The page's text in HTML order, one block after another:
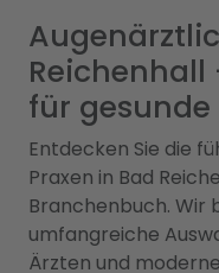
Reichenhall
für gesunde
Entdecken Sie die
Praxen in Bad
Branchenbuch. Wir
umfangreiche
Ärzten und